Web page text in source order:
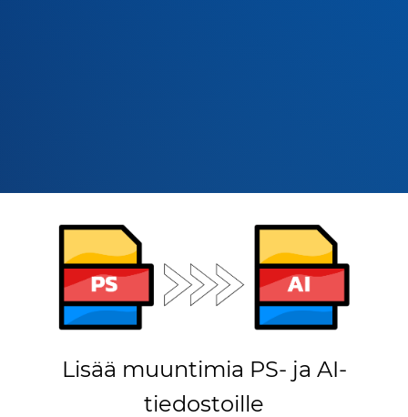
Lisää muuntimia PS- ja AI-
tiedostoille